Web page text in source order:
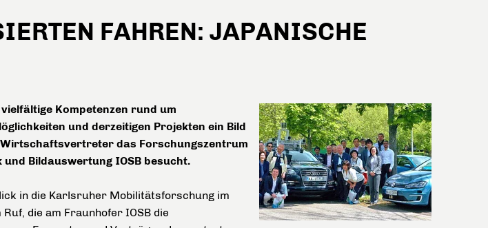
FAHREN: JAPANISCHE
Kompetenzen rund um
und derzeitigen Projekten ein Bild
das Forschungszentrum
Bildauswertung IOSB besucht.
in die Karlsruher Mobilitätsforschung im
die am Fraunhofer IOSB die